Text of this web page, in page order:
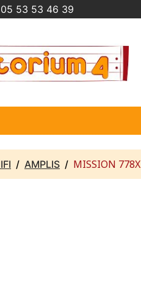
05 53 53 46 39
AMPLIS MISSION 778X